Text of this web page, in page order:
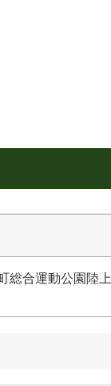
総合運動公園陸